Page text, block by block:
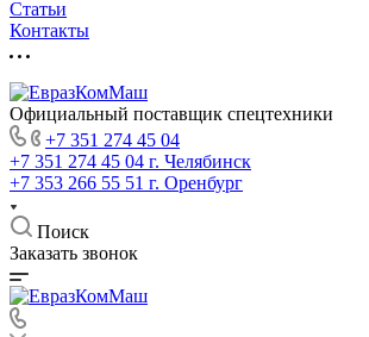
Статьи
Контакты
Официальный поставщик спецтехники
+7 351 274 45 04
+7 351 274 45 04 г. Челябинск
+7 353 266 55 51 г. Оренбург
Поиск
Заказать звонок